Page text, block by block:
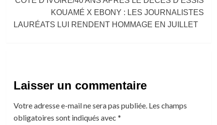
KOUAMÉ X EBONY : LES JOURNALISTES
LAURÉATS LUI RENDENT HOMMAGE EN JUILLET
Laisser un commentaire
Votre adresse e-mail ne sera pas publiée. Les champs
obligatoires sont indiqués avec *